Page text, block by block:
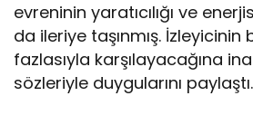
evreninin yaratıcılığı ve
da ileriye taşınmış. İzleyicinin
fazlasıyla karşılayacağına
sözleriyle duygularını paylaştı.